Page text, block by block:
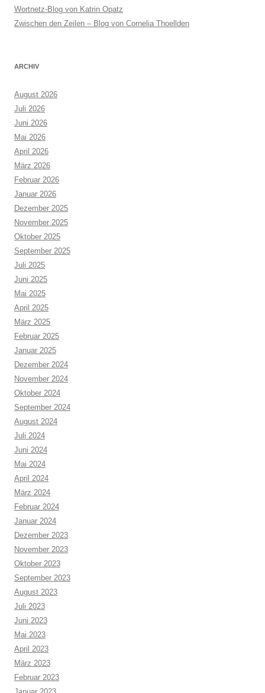
Wortnetz-Blog von Katrin Opatz
Zwischen den Zeilen – Blog von Cornelia Thoellden
ARCHIV
August 2026
Juli 2026
Juni 2026
Mai 2026
April 2026
März 2026
Februar 2026
Januar 2026
Dezember 2025
November 2025
Oktober 2025
September 2025
Juli 2025
Juni 2025
Mai 2025
April 2025
März 2025
Februar 2025
Januar 2025
Dezember 2024
November 2024
Oktober 2024
September 2024
August 2024
Juli 2024
Juni 2024
Mai 2024
April 2024
März 2024
Februar 2024
Januar 2024
Dezember 2023
November 2023
Oktober 2023
September 2023
August 2023
Juli 2023
Juni 2023
Mai 2023
April 2023
März 2023
Februar 2023